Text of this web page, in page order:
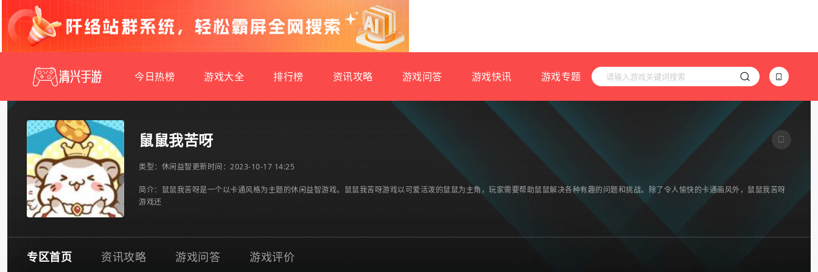
今日热榜 游戏大全 排行榜 资讯攻略 游戏问答 游戏快讯 游戏专题
鼠鼠我苦呀
类型： 休闲益智更新时间：2023-10-17 14:25
简介：鼠鼠我苦呀是一个以卡通风格为主题的休闲益智游戏。鼠鼠我苦呀游戏以可爱活泼的鼠鼠为主角，玩家需要帮助鼠鼠解决各种有趣的问题和挑战。除了令人愉快的卡通画风外，鼠鼠我苦呀
游戏还
专区首页 资讯攻略 游戏问答 游戏评价